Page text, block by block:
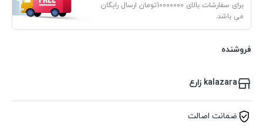
برای سفارشات بالای 10000000تومان ارسال رایگان
می باشد.
فروشنده
kalazara زارع
ضمانت اصالت